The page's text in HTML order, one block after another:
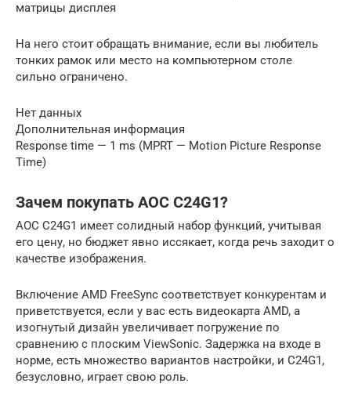
матрицы дисплея
На него стоит обращать внимание, если вы любитель
тонких рамок или место на компьютерном столе
сильно ограничено.
Нет данных
Дополнительная информация
Response time — 1 ms (MPRT — Motion Picture Response
Time)
Зачем покупать AOC C24G1?
AOC C24G1 имеет солидный набор функций, учитывая
его цену, но бюджет явно иссякает, когда речь заходит о
качестве изображения.
Включение AMD FreeSync соответствует конкурентам и
приветствуется, если у вас есть видеокарта AMD, а
изогнутый дизайн увеличивает погружение по
сравнению с плоским ViewSonic. Задержка на входе в
норме, есть множество вариантов настройки, и C24G1,
безусловно, играет свою роль.